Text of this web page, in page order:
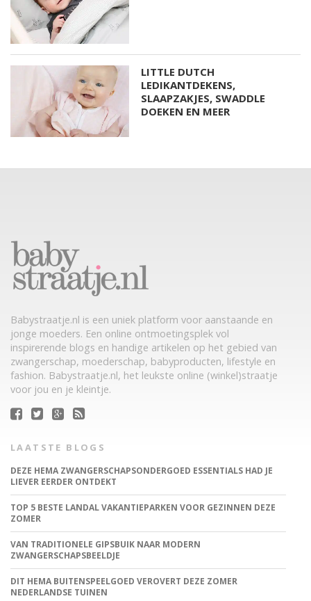
LITTLE DUTCH
LEDIKANTDEKENS,
SLAAPZAKJES, SWADDLE
DOEKEN EN MEER
Babystraatje.nl is een uniek platform voor aanstaande en
jonge moeders. Een online ontmoetingsplek vol
inspirerende blogs en handige artikelen op het gebied van
zwangerschap, moederschap, babyproducten, lifestyle en
fashion. Babystraatje.nl, het leukste online (winkel)straatje
voor jou en je kleintje.
LAATSTE BLOGS
DEZE HEMA ZWANGERSCHAPSONDERGOED ESSENTIALS HAD JE
LIEVER EERDER ONTDEKT
TOP 5 BESTE LANDAL VAKANTIEPARKEN VOOR GEZINNEN DEZE
ZOMER
VAN TRADITIONELE GIPSBUIK NAAR MODERN
ZWANGERSCHAPSBEELDJE
DIT HEMA BUITENSPEELGOED VEROVERT DEZE ZOMER
NEDERLANDSE TUINEN